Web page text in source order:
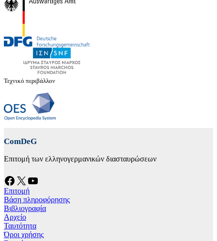
Τεχνικό περιβάλλον
ComDeG
Επιτομή των ελληνογερμανικών διασταυρώσεων
Facebook X YouTube
Επιτομή
Βάση πληροφόρησης
Βιβλιογραφία
Αρχείο
Ταυτότητα
Όροι χρήσης